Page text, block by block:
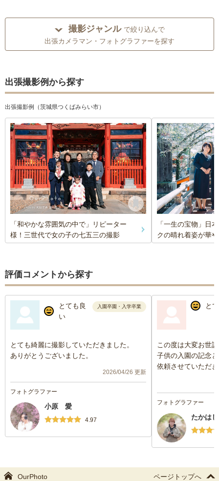
撮影ジャンル で絞り込んで
出張カメラマン・フォトグラファーを探す
出張撮影例から探す
出張撮影例（茨城県つくばみらい市）
「和やかな雰囲気の中で」リピーター
様！三世代で女の子の七五三の撮影
「一生の宝物」日
クの晴れ着姿が華
評価コメントから探す
とても良
い
入園卒園・入学卒業
とても綺麗に撮影していただきました。
ありがとうございました。
2026/04/26 更新
フォトグラファー
小原 愛
4.97
と
この度は大変お世
子供の入園の記念
依頼させていただ
していただき、力
が、ご迷惑もおか
快く寄り添ってい
大変有り難かった
お願い申し上げま
フォトグラファー
たかは
OurPhoto ページトップへ